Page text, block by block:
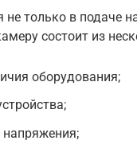
только в подаче
состоит из
оборудования;
напряжения;